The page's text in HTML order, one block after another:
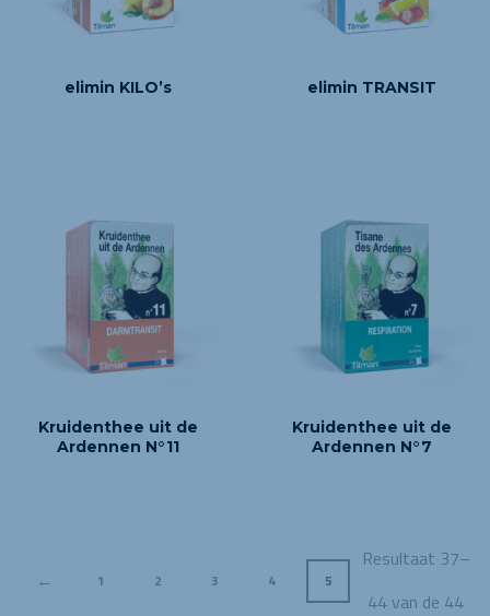
elimin KILO’s elimin TRANSIT
Kruidenthee uit de
Ardennen N°11
Kruidenthee uit de
Ardennen N°7
← 1 2 3 4 5
Resultaat 37–
44 van de 44